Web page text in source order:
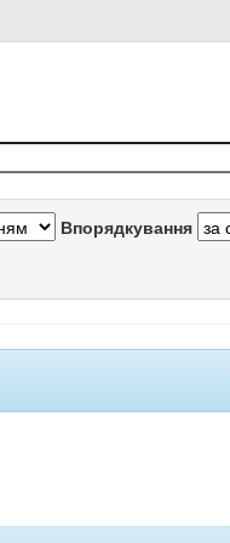
Впорядкування